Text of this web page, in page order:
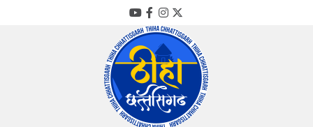
YouTube
Facebook
Instagram
Twitter